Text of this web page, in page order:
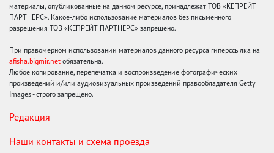
материалы, опубликованные на данном ресурсе, принадлежат ТОВ «КЕПРЕЙТ
ПАРТНЕРС». Какое-либо использование материалов без письменного
разрешения ТОВ «КЕПРЕЙТ ПАРТНЕРС» запрещено.
При правомерном использовании материалов данного ресурса гиперссылка на
afisha.bigmir.net обязательна.
Любое копирование, перепечатка и воспроизведение фотографических
произведений и/или аудиовизуальных произведений правообладателя Getty
Images - строго запрещено.
Редакция
Наши контакты и схема проезда